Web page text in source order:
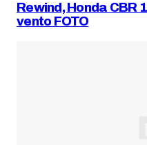
Rewind, Honda CBR
vento FOTO